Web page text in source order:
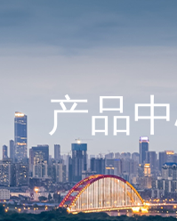
产品